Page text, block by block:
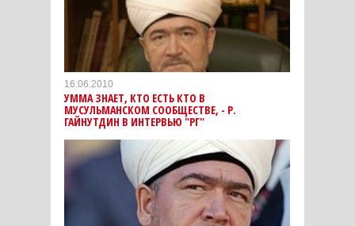
16.06.2010
УММА ЗНАЕТ, КТО ЕСТЬ КТО В
МУСУЛЬМАНСКОМ СООБЩЕСТВЕ, - Р.
ГАЙНУТДИН В ИНТЕРВЬЮ "РГ"